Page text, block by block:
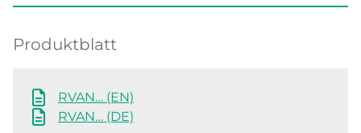
Produktblatt
RVAN… (EN)
RVAN… (DE)